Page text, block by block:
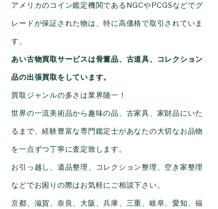
アメリカのコイン鑑定機関である NGCやPCGSなどでグ
レードが保証された物は、特に高価格で取引されていま
す。
あい古物買取サービスは骨董品、古道具、コレクション
品の出張買取をしています。
買取ジャンルの多さは業界随一！
世界の一流美術品から趣味の品、古家具、家財品にいた
るまで、経験豊富な専門鑑定士があなたの大切なお品物
を一点ずつ丁寧に査定致します。
お引っ越し、遺品整理、コレクション整理、空き家整理
などでお困りの際はお気軽にご相談下さい。
京都、滋賀、奈良、大阪、兵庫、三重、岐阜、愛知、福